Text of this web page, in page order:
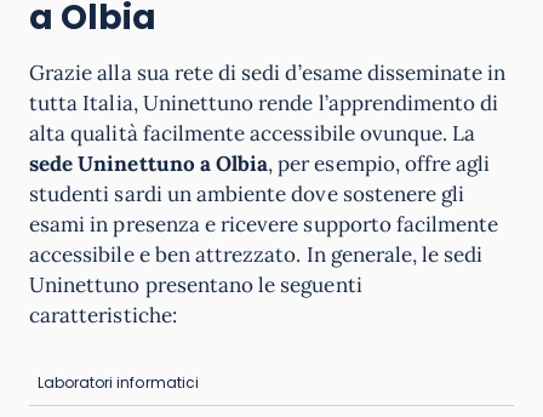
a Olbia
Grazie alla sua rete di sedi d’esame disseminate in
tutta Italia, Uninettuno rende l’apprendimento di
alta qualità facilmente accessibile ovunque. La
sede Uninettuno a Olbia, per esempio, offre agli
studenti sardi un ambiente dove sostenere gli
esami in presenza e ricevere supporto facilmente
accessibile e ben attrezzato. In generale, le sedi
Uninettuno presentano le seguenti
caratteristiche:
Laboratori informatici